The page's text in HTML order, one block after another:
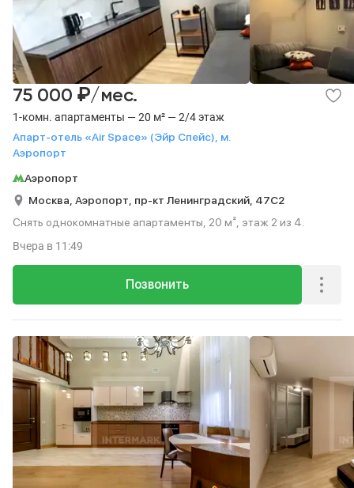
1-комн. апартаменты — 20 м² — 2/4 этаж
Апарт-отель «Air Space» (Эйр Спейс), м.
Аэропорт
75 000 ₽/мес.
Аэропорт
Москва, Аэропорт, пр-кт Ленинградский, 47С2
Снять однокомнатные апартаменты, 20 м², этаж 2 из 4.
Позвонить
Вчера в 11:49